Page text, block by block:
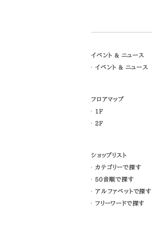
イベント & ニュース
イベント & ニュース
フロアマップ
1F
2F
ショップリスト
カテゴリーで探す
50音順で探す
アルファベットで探す
フリーワードで探す